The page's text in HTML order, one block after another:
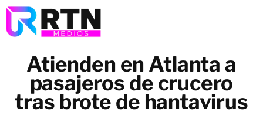
Atienden en Atlanta a
pasajeros de crucero
tras brote de hantavirus